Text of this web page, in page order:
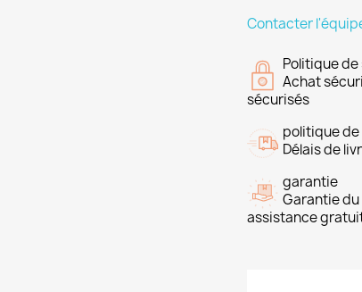
Contacter
Politique
Achat
sécurisés
politique
Délais de
garantie
Garantie
assistance